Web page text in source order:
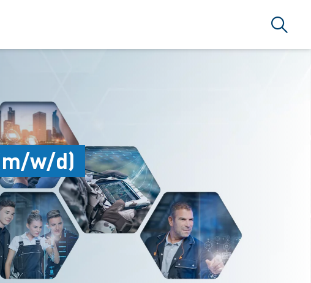
Search
w/d)